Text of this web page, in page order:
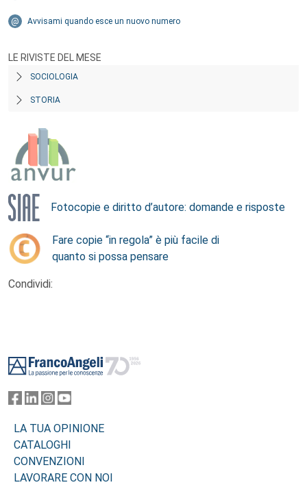
Avvisami quando esce un nuovo numero
LE RIVISTE DEL MESE
SOCIOLOGIA
STORIA
Fotocopie e diritto d’autore: domande e risposte
Fare copie “in regola” è più facile di
quanto si possa pensare
Condividi:
LA TUA OPINIONE
CATALOGHI
CONVENZIONI
LAVORARE CON NOI